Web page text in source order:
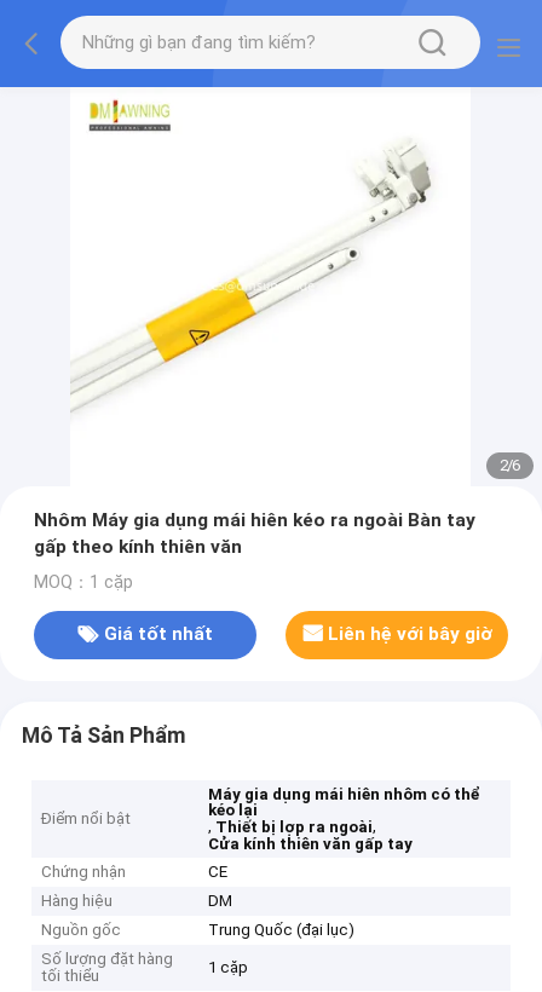
2/6
Nhôm Máy gia dụng mái hiên kéo ra ngoài Bàn tay
gấp theo kính thiên văn
MOQ：1 cặp
Giá tốt nhất Liên hệ với bây giờ
Mô Tả Sản Phẩm
Điểm nổi bật
Máy gia dụng mái hiên nhôm có thể
kéo lại
, Thiết bị lợp ra ngoài,
Cửa kính thiên văn gấp tay
Chứng nhận
CE
Hàng hiệu
DM
Nguồn gốc
Trung Quốc (đại lục)
Số lượng đặt hàng
tối thiểu
1 cặp